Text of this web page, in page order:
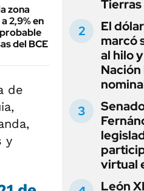
zona
2,9% en
del BCE
de
y
Tierras
El
marcó
al hilo
virtual
León